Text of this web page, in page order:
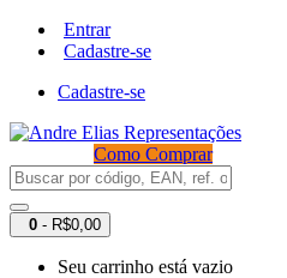
Entrar
Cadastre-se
Cadastre-se
Como Comprar
0 - R$0,00
Seu carrinho está vazio